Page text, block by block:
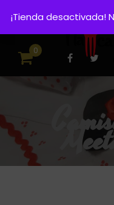
0
¡Tienda desactivada!